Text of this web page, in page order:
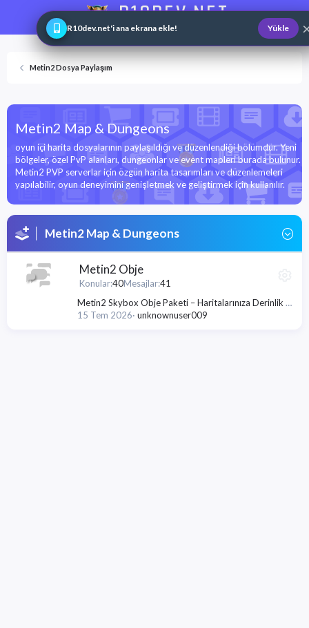
R10DEV.NET
Web ve Game Master
Metin2 Dosya Paylaşım
Metin2 Map & Dungeons
oyun içi harita dosyalarının paylaşıldığı ve düzenlendiği bölümdür. Yeni
bölgeler, özel PvP alanları, dungeonlar ve event mapleri burada bulunur.
Metin2 PVP serverlar için özgün harita tasarımları ve düzenlemeleri
yapılabilir, oyun deneyimini genişletmek ve geliştirmek için kullanılır.
Metin2 Map & Dungeons
Metin2 Obje
Konular40Mesajlar41
Metin2 Skybox Obje Paketi – Haritalarınıza Derinlik ve Işık Katan Obje ve Dekorasyon İçeriği - Metin2 Obje İndir
15 Tem 2026 unknownuser009
R10dev.net'i ana ekrana ekle! Yükle